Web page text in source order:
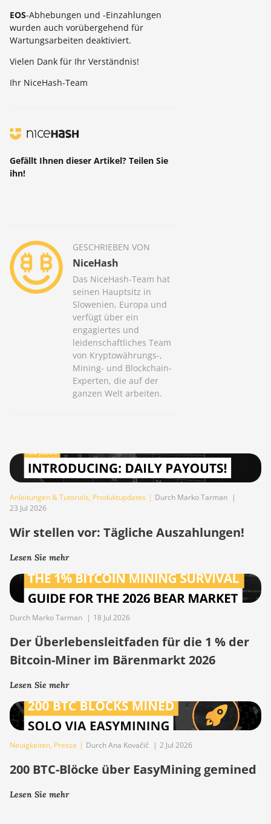
EOS-Abhebungen und -Einzahlungen
wurden auch vorübergehend für
Wartungsarbeiten deaktiviert.
Vielen Dank für Ihr Verständnis!
Ihr NiceHash-Team
Gefällt Ihnen dieser Artikel? Teilen Sie
ihn!
GESCHRIEBEN VON
NiceHash
Das NiceHash-Team hat
seinen Hauptsitz in
Slowenien, Europa und
verfügt über ein
engagiertes und
leidenschaftliches Team
von Kryptowährungs-,
Mining- und Blockchain-
Experten, die auf der
ganzen Welt arbeiten.
Anleitungen & Tutorials, Produktupdates | Durch Marko Tarman |
23 Jul 2026
Wir stellen vor: Tägliche Auszahlungen!
Lesen Sie mehr
Durch Marko Tarman | 18 Jul 2026
Der Überlebensleitfaden für die 1 % der
Bitcoin-Miner im Bärenmarkt 2026
Lesen Sie mehr
Neuigkeiten, Presse | Durch Ana Kovačič | 2 Jul 2026
200 BTC-Blöcke über EasyMining gemined
Lesen Sie mehr